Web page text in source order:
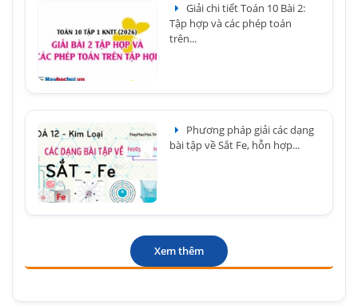
Giải chi tiết Toán 10 Bài 2:
Tập hợp và các phép toán
trên...
Phương pháp giải các dạng
bài tập về Sắt Fe, hỗn hợp...
Xem thêm